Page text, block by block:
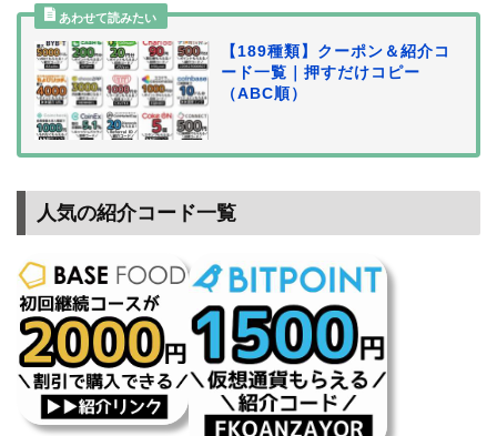
【189種類】クーポン＆紹介コ
ード一覧｜押すだけコピー
（ABC順）
人気の紹介コード一覧